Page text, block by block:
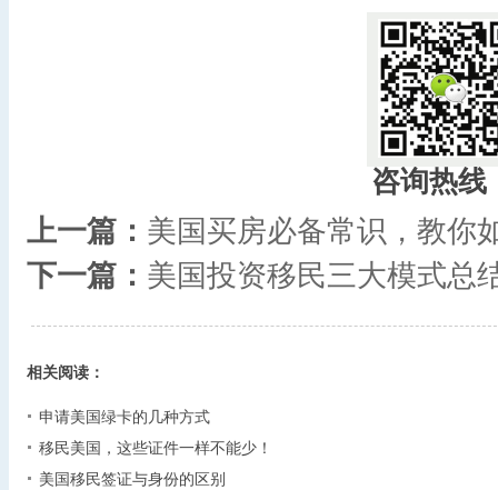
咨询热线
上一篇： 美国买房必备常识，教你
下一篇： 美国投资移民三大模式总
相关阅读：
申请美国绿卡的几种方式
移民美国，这些证件一样不能少！
美国移民签证与身份的区别